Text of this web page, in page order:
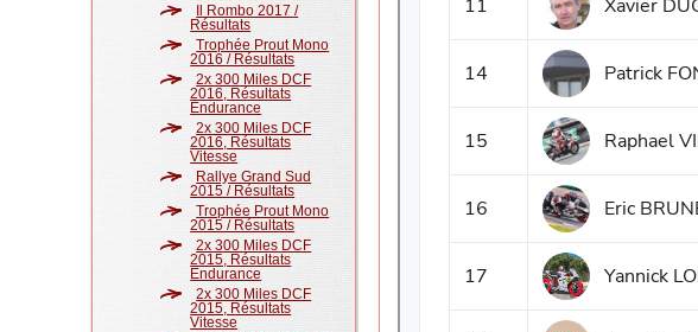
Il Rombo 2017 /
Résultats
Trophée Prout Mono
2016 / Résultats
2x 300 Miles DCF
2016, Résultats
Endurance
2x 300 Miles DCF
2016, Résultats
Vitesse
Rallye Grand Sud
2015 / Résultats
Trophée Prout Mono
2015 / Résultats
2x 300 Miles DCF
2015, Résultats
Endurance
2x 300 Miles DCF
2015, Résultats
Vitesse